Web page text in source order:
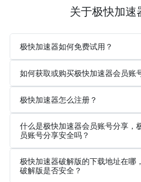
关于极快加速
极快加速器如何免费试用？
如何获取或购买极快加速器会员账
极快加速器怎么注册？
什么是极快加速器会员账号分享，
员账号分享安全吗？
极快加速器破解版的下载地址在哪
破解版是否安全？